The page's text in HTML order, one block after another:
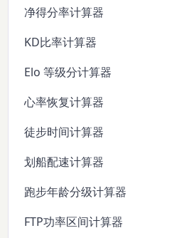
净得分率计算器
KD比率计算器
Elo 等级分计算器
心率恢复计算器
徒步时间计算器
划船配速计算器
跑步年龄分级计算器
FTP功率区间计算器